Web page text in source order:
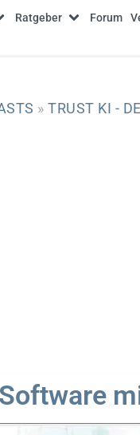
Ratgeber Forum
»TRUST KI -